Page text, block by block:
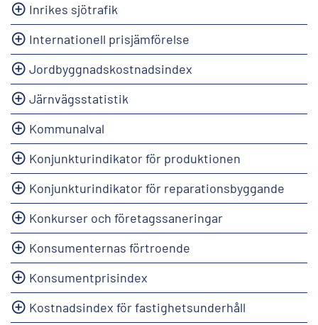
Inrikes sjötrafik
Internationell prisjämförelse
Jordbyggnadskostnadsindex
Järnvägsstatistik
Kommunalval
Konjunkturindikator för produktionen
Konjunkturindikator för reparationsbyggande
Konkurser och företagssaneringar
Konsumenternas förtroende
Konsumentprisindex
Kostnadsindex för fastighetsunderhåll